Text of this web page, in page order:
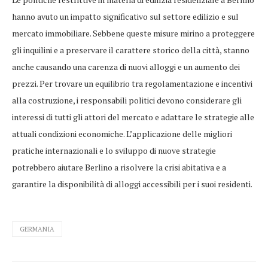
hanno avuto un impatto significativo sul settore edilizio e sul
mercato immobiliare. Sebbene queste misure mirino a proteggere
gli inquilini e a preservare il carattere storico della città, stanno
anche causando una carenza di nuovi alloggi e un aumento dei
prezzi. Per trovare un equilibrio tra regolamentazione e incentivi
alla costruzione, i responsabili politici devono considerare gli
interessi di tutti gli attori del mercato e adattare le strategie alle
attuali condizioni economiche. L’applicazione delle migliori
pratiche internazionali e lo sviluppo di nuove strategie
potrebbero aiutare Berlino a risolvere la crisi abitativa e a
garantire la disponibilità di alloggi accessibili per i suoi residenti.
GERMANIA